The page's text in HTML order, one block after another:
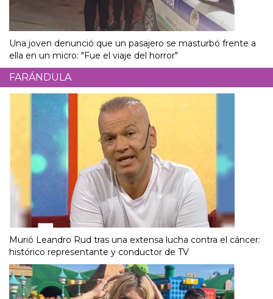
Una joven denunció que un pasajero se masturbó frente a
ella en un micro: "Fue el viaje del horror"
FARÁNDULA
Murió Leandro Rud tras una extensa lucha contra el cáncer:
histórico representante y conductor de TV